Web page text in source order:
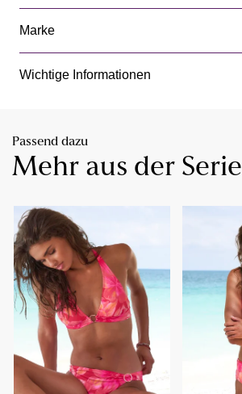
Marke
Wichtige Informationen
Passend dazu
Mehr aus der